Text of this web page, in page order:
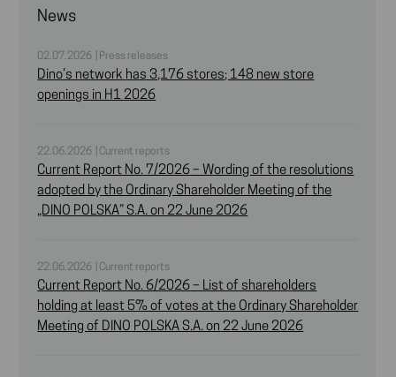
News
02.07.2026 | Press releases
Dino’s network has 3,176 stores; 148 new store
openings in H1 2026
22.06.2026 | Current reports
Current Report No. 7/2026 – Wording of the resolutions
adopted by the Ordinary Shareholder Meeting of the
„DINO POLSKA” S.A. on 22 June 2026
22.06.2026 | Current reports
Current Report No. 6/2026 – List of shareholders
holding at least 5% of votes at the Ordinary Shareholder
Meeting of DINO POLSKA S.A. on 22 June 2026